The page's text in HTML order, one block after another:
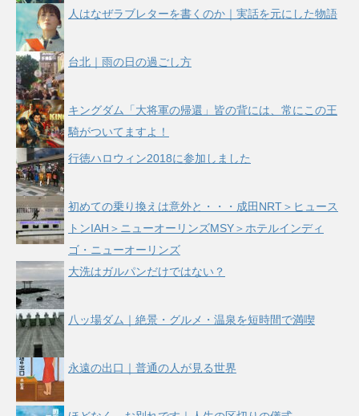
人はなぜラブレターを書くのか｜実話を元にした物語
台北｜雨の日の過ごし方
キングダム「大将軍の帰還」皆の背には、常にこの王
騎がついてますよ！
行徳ハロウィン2018に参加しました
初めての乗り換えは意外と・・・成田NRT＞ヒュース
トンIAH＞ニューオーリンズMSY＞ホテルインディ
ゴ・ニューオーリンズ
大洗はガルパンだけではない？
八ッ場ダム｜絶景・グルメ・温泉を短時間で満喫
永遠の出口｜普通の人が見る世界